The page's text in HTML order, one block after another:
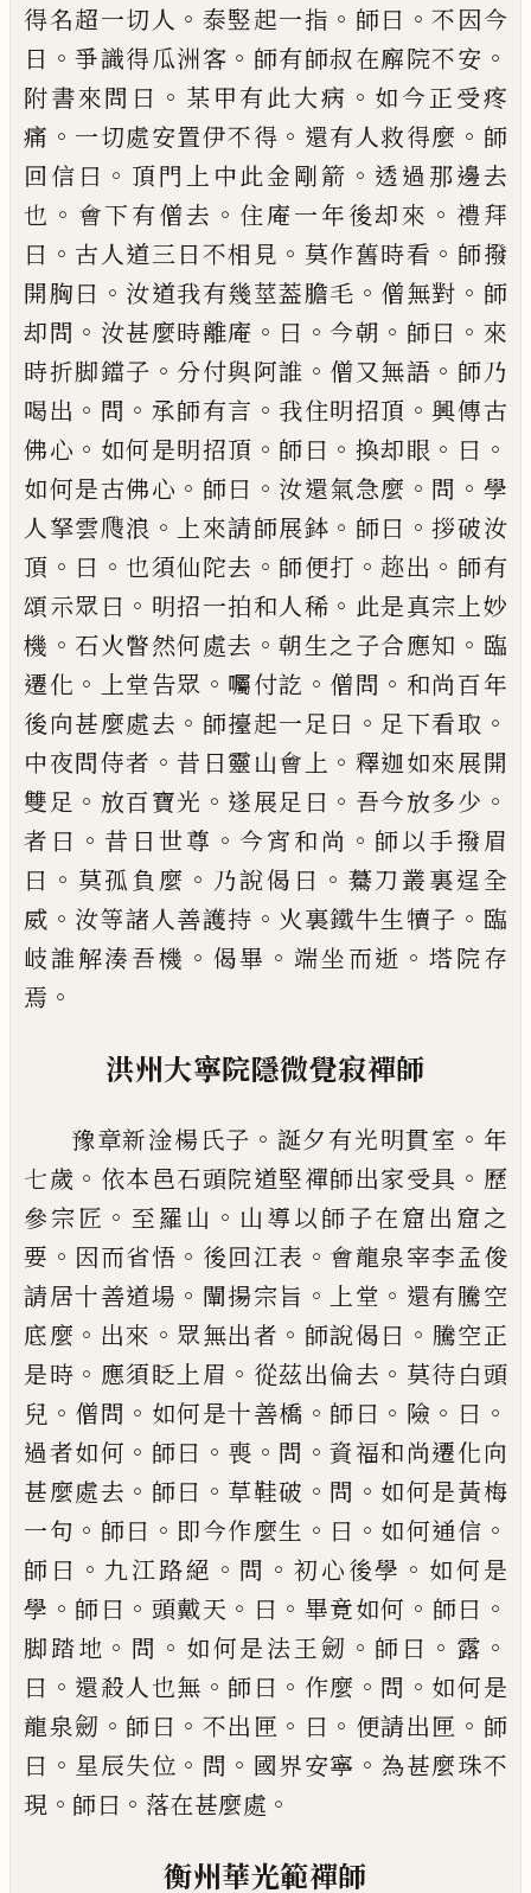
得名超一切人 。 泰竪起一指 。 師曰 。不因今
日 。爭識得瓜洲客 。 師有師叔在廨院不安 。
附書來問曰 。 某甲有此大病 。 如今正受疼
痛 。 一切處安置伊不得 。 還有人救得麼 。 師
回信曰 。 頂門上中此金剛箭 。 透過那邊去
也 。 會下有僧去 。 住庵一年後却來 。 禮拜
曰 。 古人道三日不相見 。 莫作舊時看 。 師撥
開胸曰 。 汝道我有幾莖葢膽毛 。 僧無對 。 師
却問 。 汝甚麼時離庵 。 曰 。 今朝 。 師曰 。 來
時折脚鐺子 。 分付與阿誰 。 僧又無語 。 師乃
喝出 。 問 。 承師有言 。 我住明招頂 。興傳古
佛心 。 如何是明招頂 。 師曰 。 換却眼 。 曰 。
如何是古佛心 。 師曰 。 汝還氣急麼 。 問 。 學
人拏雲㸕浪 。 上來請師展鉢 。 師曰 。拶破汝
頂 。 曰 。也須仙陀去 。 師便打 。 趂出 。 師有
頌示眾曰 。 明招一拍和人稀 。 此是真宗上妙
機 。 石火瞥然何處去 。朝生之子合應知 。 臨
遷化 。 上堂告眾 。 囑付訖 。 僧問 。 和尚百年
後向甚麼處去 。 師擡起一足曰 。 足下看取 。
中夜問侍者 。 昔日靈山會上 。 釋迦如來展開
雙足 。 放百寶光 。 遂展足曰 。 吾今放多少 。
者曰 。 昔日世尊 。 今宵和尚 。 師以手撥眉
曰 。 莫孤負麼 。 乃說偈曰 。 驀刀叢裏逞全
威 。 汝等諸人善護持 。 火裏鐵牛生犢子 。 臨
岐誰解湊吾機 。 偈畢 。 端坐而逝 。 塔院存
焉 。
洪州大寧院隱微覺寂禪師
豫章新淦楊氏子 。 誕夕有光明貫室 。 年
七歲 。 依本邑石頭院道堅禪師出家受具 。 歷
參宗匠 。 至羅山 。 山導以師子在窟出窟之
要 。 因而省悟 。 後回江表 。 會龍泉宰李孟俊
請居十善道場 。 闡揚宗旨 。 上堂 。 還有騰空
底麼 。 出來 。 眾無出者 。 師說偈曰 。 騰空正
是時 。 應須眨上眉 。 從茲出倫去 。 莫待白頭
兒 。 僧問 。 如何是十善橋 。 師曰 。 險 。 曰 。
過者如何 。 師曰 。 喪 。 問 。資福和尚遷化向
甚麼處去 。 師曰 。 草鞋破 。 問 。 如何是黃梅
一句 。 師曰 。 即今作麼生 。 曰 。 如何通信 。
師 曰 。 九江路絕 。 問 。 初心後學 。 如何是
學 。 師曰 。 頭戴天 。 曰 。 畢竟如何 。 師曰 。
脚踏地 。 問 。 如何是法王劒 。 師曰 。 露 。
曰 。 還殺人也無 。 師曰 。 作麼 。 問 。 如何是
龍泉劒 。 師曰 。 不出 匣 。 曰 。 便請出匣 。 師
曰 。 星辰失位 。 問 。 國界安寧 。 為甚麼珠不
現 。 師曰 。 落在甚麼處 。
衡州華光範禪師